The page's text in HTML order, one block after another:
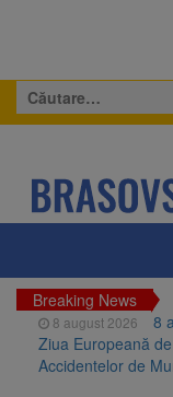
Caută
după:
Breaking News
8 august 2026
8
Ziua Europeană
Accidentelor de